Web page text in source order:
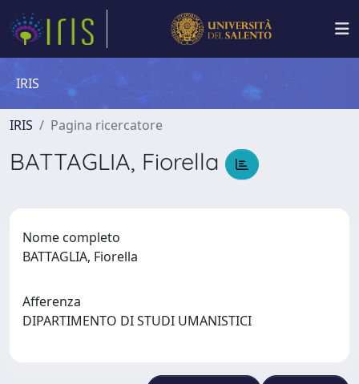
IRIS
IRIS Pagina ricercatore
BATTAGLIA, Fiorella
Nome completo
BATTAGLIA, Fiorella
Afferenza
DIPARTIMENTO DI STUDI UMANISTICI